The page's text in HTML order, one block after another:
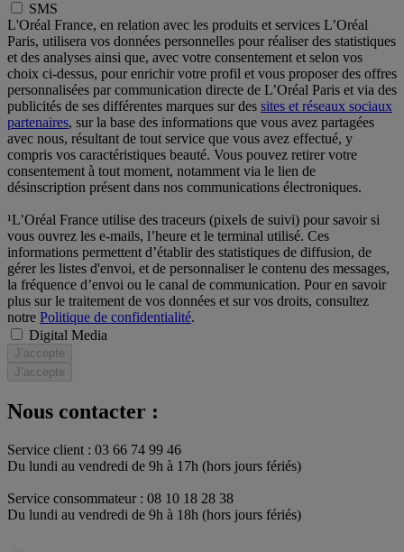
SMS
L'Oréal France, en relation avec les produits et services L’Oréal
Paris, utilisera vos données personnelles pour réaliser des statistiques
et des analyses ainsi que, avec votre consentement et selon vos
choix ci-dessus, pour enrichir votre profil et vous proposer des offres
personnalisées par communication directe de L’Oréal Paris et via des
publicités de ses différentes marques sur des sites et réseaux sociaux
partenaires, sur la base des informations que vous avez partagées
avec nous, résultant de tout service que vous avez effectué, y
compris vos caractéristiques beauté. Vous pouvez retirer votre
consentement à tout moment, notamment via le lien de
désinscription présent dans nos communications électroniques.
¹L’Oréal France utilise des traceurs (pixels de suivi) pour savoir si
vous ouvrez les e-mails, l’heure et le terminal utilisé. Ces
informations permettent d’établir des statistiques de diffusion, de
gérer les listes d'envoi, et de personnaliser le contenu des messages,
la fréquence d’envoi ou le canal de communication. Pour en savoir
plus sur le traitement de vos données et sur vos droits, consultez
notre Politique de confidentialité.
Digital Media
J’accepte
J’accepte
Nous contacter :
Service client : 03 66 74 99 46
Du lundi au vendredi de 9h à 17h (hors jours fériés)​
Service consommateur : 08 10 18 28 38
Du lundi au vendredi de 9h à 18h (hors jours fériés)